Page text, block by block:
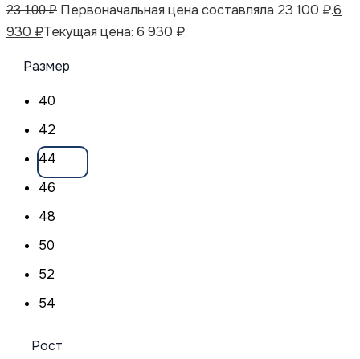
23 100₽ Первоначальная цена составляла 23 100 ₽.6
930 ₽Текущая цена: 6 930 ₽.
Размер
40
42
44
46
48
50
52
54
Рост